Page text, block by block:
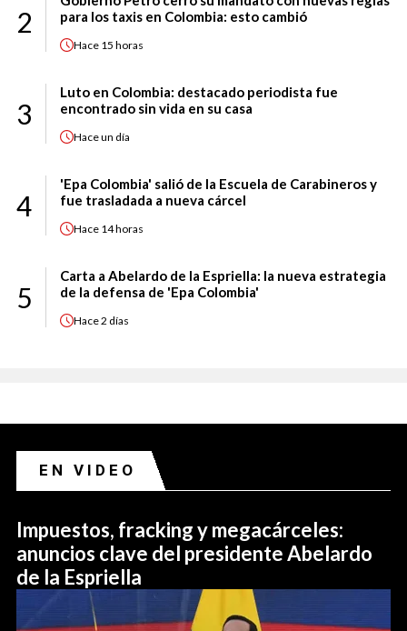
2
para los taxis en Colombia: esto cambió
Hace 15 horas
3
Luto en Colombia: destacado periodista fue
encontrado sin vida en su casa
Haceun día
4
'Epa Colombia' salió de la Escuela de Carabineros y
fue trasladada a nueva cárcel
Hace 14 horas
5
Carta a Abelardo de la Espriella: la nueva estrategia
de la defensa de 'Epa Colombia'
Hace2 días
EN VIDEO
Impuestos, fracking y megacárceles:
anuncios clave del presidente Abelardo
de la Espriella